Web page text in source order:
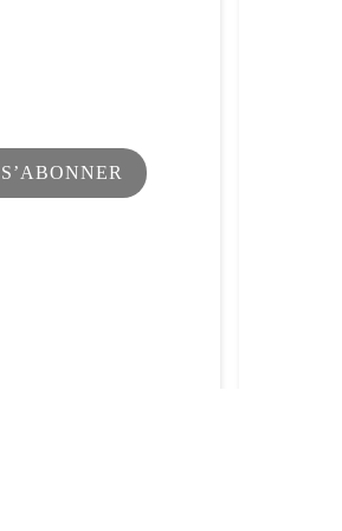
en garantissant la conformité avec